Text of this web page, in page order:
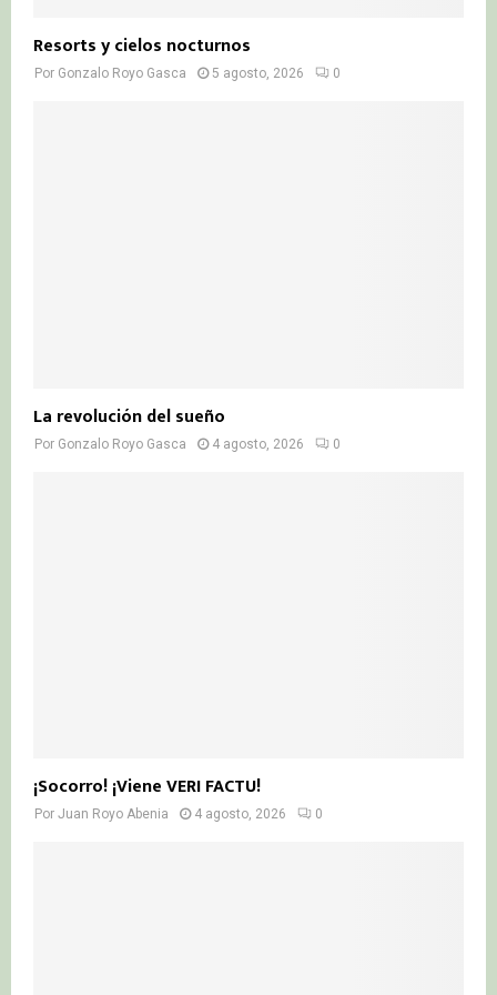
Resorts y cielos nocturnos
Por Gonzalo Royo Gasca 5 agosto, 2026 0
La revolución del sueño
Por Gonzalo Royo Gasca 4 agosto, 2026 0
¡Socorro! ¡Viene VERI FACTU!
Por Juan Royo Abenia 4 agosto, 2026 0